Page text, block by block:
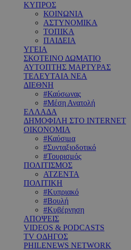
ΚΥΠΡΟΣ
ΚΟΙΝΩΝΙΑ
ΑΣΤΥΝΟΜΙΚΑ
ΤΟΠΙΚΑ
ΠΑΙΔΕΙΑ
ΥΓΕΙΑ
ΣΚΟΤΕΙΝΟ ΔΩΜΑΤΙΟ
ΑΥΤΟΠΤΗΣ ΜΑΡΤΥΡΑΣ
ΤΕΛΕΥΤΑΙΑ ΝΕΑ
ΔΙΕΘΝΗ
#Καύσωνας
#Μέση Ανατολή
ΕΛΛΑΔΑ
ΔΗΜΟΦΙΛΗ ΣΤΟ INTERNET
ΟΙΚΟΝΟΜΙΑ
#Καύσιμα
#Συνταξιοδοτικό
#Τουρισμός
ΠΟΛΙΤΙΣΜΟΣ
ΑΤΖΕΝΤΑ
ΠΟΛΙΤΙΚΗ
#Κυπριακό
#Βουλή
#Κυβέρνηση
ΑΠΟΨΕΙΣ
VIDEOS & PODCASTS
TV ΟΔΗΓΟΣ
PHILENEWS NETWORK